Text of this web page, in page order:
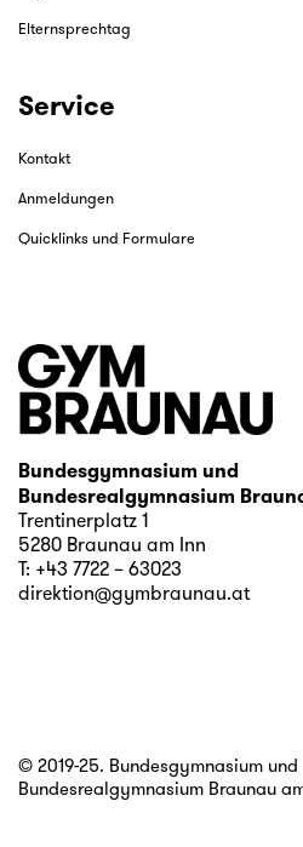
Elternsprechtag
Service
Kontakt
Anmeldungen
Quicklinks und Formulare
Bundesgymnasium und
Bundesrealgymnasium
Trentinerplatz 1
5280 Braunau am Inn
T: +43 7722 – 63023
direktion@gymbraunau.at
© 2019-25. Bundesgymnasium und
Bundesrealgymnasium Braunau